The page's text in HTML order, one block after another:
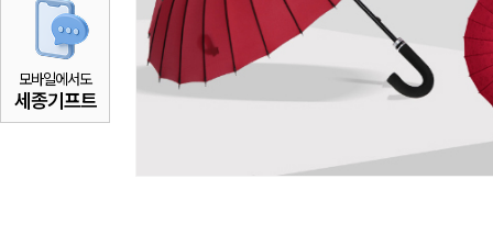
모바일에서도
세종기프트